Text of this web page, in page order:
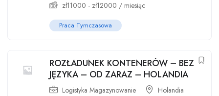
zł11000 - zł12000 / miesiąc
Praca Tymczasowa
ROZŁADUNEK KONTENERÓW – BEZ
JĘZYKA – OD ZARAZ – HOLANDIA
Logistyka Magazynowanie
Holandia